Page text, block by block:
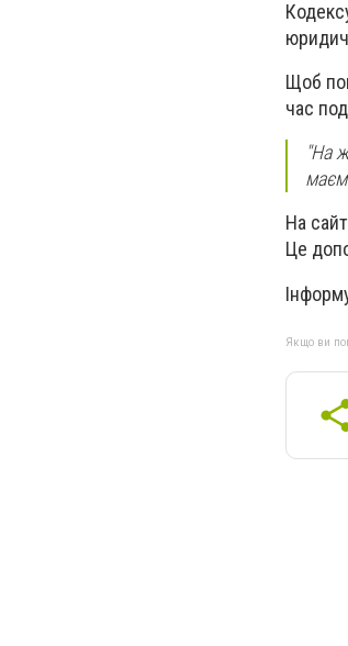
Щоб
час
"На
На
Це
Якщо ви